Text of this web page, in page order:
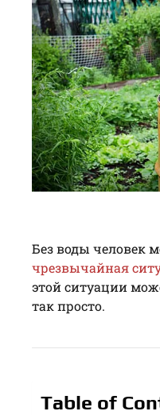
Без воды человек
чрезвычайная
этой ситуации
так просто.
Table of